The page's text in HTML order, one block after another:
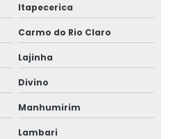
Itapecerica
Carmo do Rio Claro
Lajinha
Divino
Manhumirim
Lambari